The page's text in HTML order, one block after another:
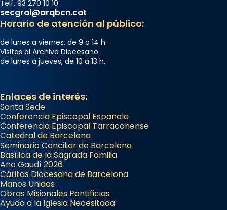
Telf. 93 270 10 10
secgral@arqbcn.cat
Horario de atención al público:
de lunes a viernes, de 9 a 14 h.
Visitas al Archivo Diocesano:
de lunes a jueves, de 10 a 13 h.
Enlaces de interés:
Santa Sede
Conferencia Episcopal Española
Conferencia Episcopal Tarraconense
Catedral de Barcelona
Seminario Conciliar de Barcelona
Basílica de la Sagrada Familia
Año Gaudí 2026
Cáritas Diocesana de Barcelona
Manos Unidas
Obras Misionales Pontificias
Ayuda a la Iglesia Necesitada